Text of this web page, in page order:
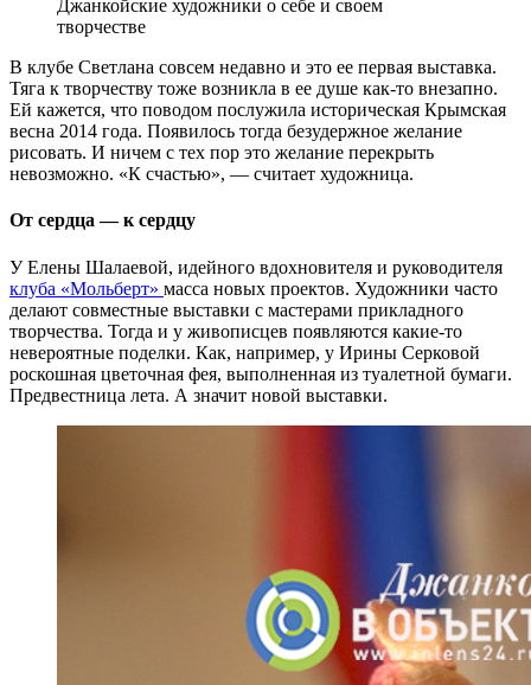
Джанкойские художники о себе и своем
творчестве
В клубе Светлана совсем недавно и это ее первая выставка.
Тяга к творчеству тоже возникла в ее душе как-то внезапно.
Ей кажется, что поводом послужила историческая Крымская
весна 2014 года. Появилось тогда безудержное желание
рисовать. И ничем с тех пор это желание перекрыть
невозможно. «К счастью», — считает художница.
От сердца — к сердцу
У Елены Шалаевой, идейного вдохновителя и руководителя
клуба «Мольберт» масса новых проектов. Художники часто
делают совместные выставки с мастерами прикладного
творчества. Тогда и у живописцев появляются какие-то
невероятные поделки. Как, например, у Ирины Серковой
роскошная цветочная фея, выполненная из туалетной бумаги.
Предвестница лета. А значит новой выставки.